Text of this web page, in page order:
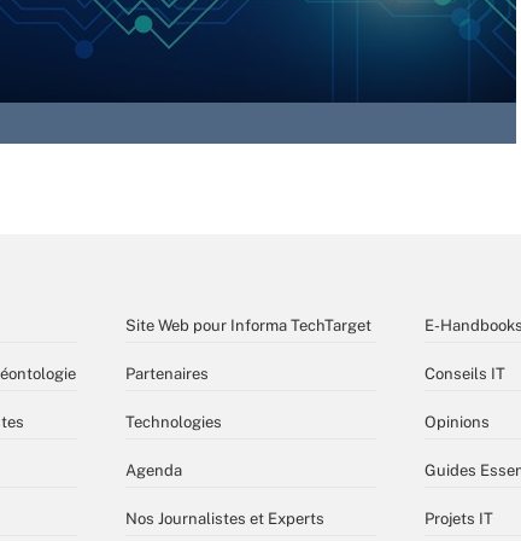
Site Web pour Informa TechTarget
Partenaires
Technologies
Agenda
Nos Journalistes et Experts
E-Handbooks
Conseils IT
Opinions
Guides
Projets IT